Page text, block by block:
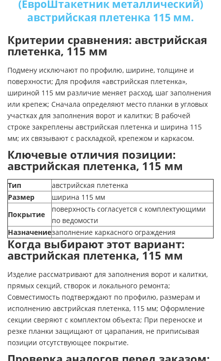
(ЕвроШтакетник металлический)
австрийская плетенка 115 мм.
Критерии сравнения: австрийская
плетенка, 115 мм
Подмену исключают по профилю, ширине, толщине и
поверхности; Для профиля «австрийская плетенка»,
шириной 115 мм различие меняет расход, шаг заполнения
или крепеж; Сначала определяют место планки в угловых
участках для заполнения ворот и калитки; В рабочей
строке закреплены австрийская плетенка и ширина 115
мм; их связывают с раскладкой, крепежом и каркасом.
Ключевые отличия позиции:
австрийская плетенка, 115 мм
Тип
австрийская плетенка
Размер
ширина 115 мм
Покрытие
поверхность согласуется с комплектующими
по ведомости
Назначениезаполнение каркасного ограждения
Когда выбирают этот вариант:
австрийская плетенка, 115 мм
Изделие рассматривают для заполнения ворот и калитки,
прямых секций, створок и локального ремонта;
Совместимость подтверждают по профилю, размерам и
исполнению австрийская плетенка, 115 мм; Оформление
секции сверяют с комплектом объекта; При переноске и
резке планки защищают от царапания, не приписывая
позиции отсутствующее покрытие.